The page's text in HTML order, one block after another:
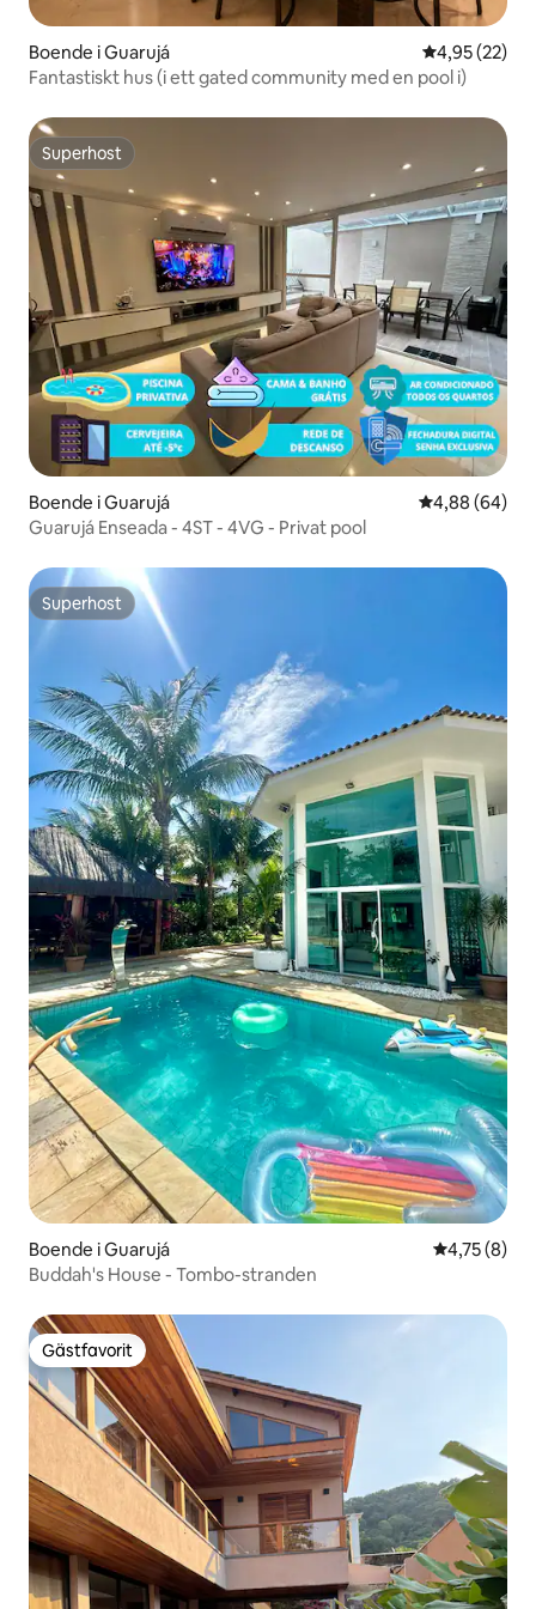
Boende i Guarujá 4,95 av 5 i
4,95 (22)
Fantastiskt hus (i ett gated community med en pool i)
Superhost
Superhost
Boende i Guarujá 4,88 av 5 i
4,88 (64)
Guarujá Enseada - 4ST - 4VG - Privat pool
Superhost
Superhost
Boende i Guarujá 4,75 av 5 i
4,75 (8)
Buddah's House - Tombo-stranden
Gästfavorit
Gästfavorit